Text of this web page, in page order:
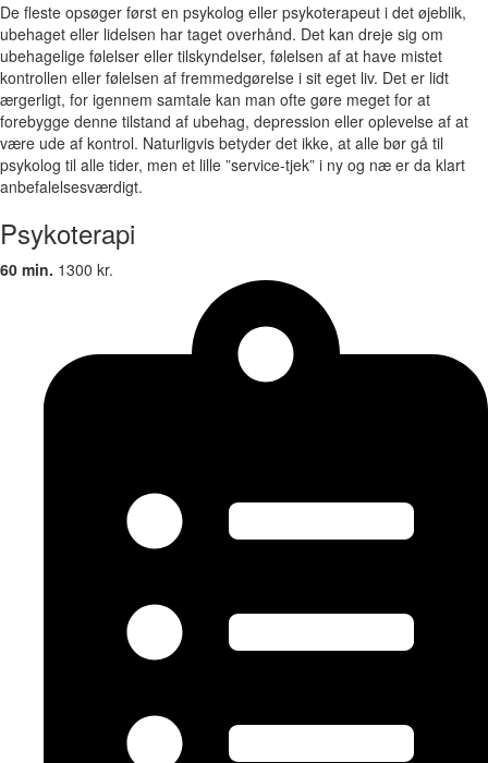
De fleste opsøger først en psykolog eller psykoterapeut i det øjeblik,
ubehaget eller lidelsen har taget overhånd. Det kan dreje sig om
ubehagelige følelser eller tilskyndelser, følelsen af at have mistet
kontrollen eller følelsen af fremmedgørelse i sit eget liv. Det er lidt
ærgerligt, for igennem samtale kan man ofte gøre meget for at
forebygge denne tilstand af ubehag, depression eller oplevelse af at
være ude af kontrol. Naturligvis betyder det ikke, at alle bør gå til
psykolog til alle tider, men et lille ”service-tjek” i ny og næ er da klart
anbefalelsesværdigt.
Psykoterapi
60 min. 1300 kr.